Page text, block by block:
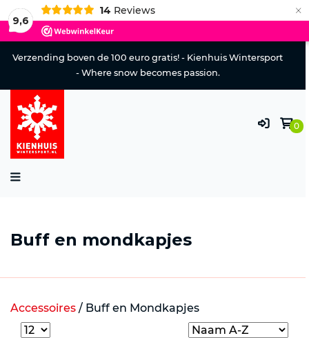
9,6
14 Reviews ×
Verzending boven de 100 euro gratis! - Kienhuis Wintersport
- Where snow becomes passion.
0
Buff en mondkapjes
Accessoires / Buff en Mondkapjes